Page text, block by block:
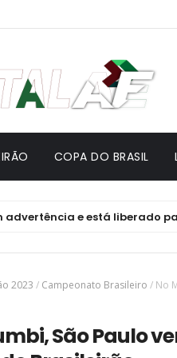
COPA DO BRASIL
e está liberado para jogar
2023 / Campeonato Brasileiro / No
São Paulo